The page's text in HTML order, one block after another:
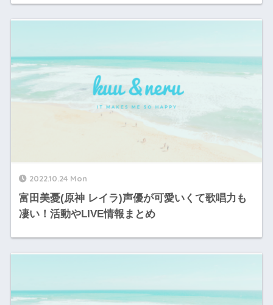
2022.10.24 Mon
富田美憂(原神 レイラ)声優が可愛いくて歌唱力も
凄い！活動やLIVE情報まとめ